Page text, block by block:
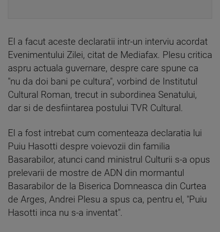
El a facut aceste declaratii intr-un interviu acordat
Evenimentului Zilei, citat de Mediafax. Plesu critica
aspru actuala guvernare, despre care spune ca
"nu da doi bani pe cultura", vorbind de Institutul
Cultural Roman, trecut in subordinea Senatului,
dar si de desfiintarea postului TVR Cultural.
El a fost intrebat cum comenteaza declaratia lui
Puiu Hasotti despre voievozii din familia
Basarabilor, atunci cand ministrul Culturii s-a opus
prelevarii de mostre de ADN din mormantul
Basarabilor de la Biserica Domneasca din Curtea
de Arges, Andrei Plesu a spus ca, pentru el, "Puiu
Hasotti inca nu s-a inventat".